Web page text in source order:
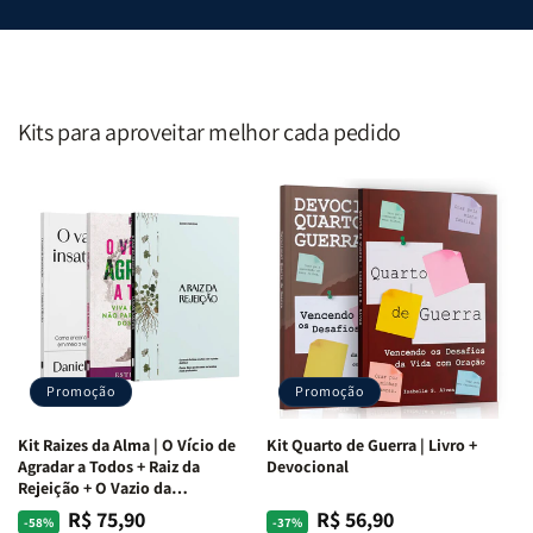
Kits para aproveitar melhor cada pedido
Promoção
Kit Raizes da Alma | O Vício de
Agradar a Todos + Raiz da
Rejeição + O Vazio da
Insatisfação.
-58%
Preço
PreçoR$ 75,90
Promoção
Kit Quarto de Guerra | Livro +
Devocional
-37%
Preço
PreçoR$ 56,90